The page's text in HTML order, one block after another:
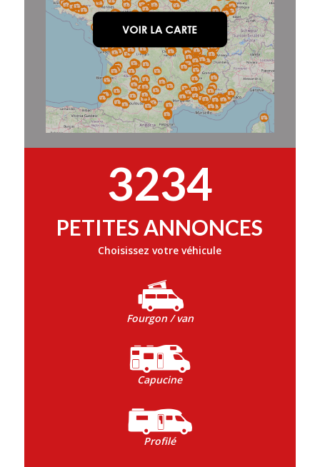
3234
PETITES ANNONCES
Choisissez votre véhicule
Fourgon / van
Capucine
Profilé